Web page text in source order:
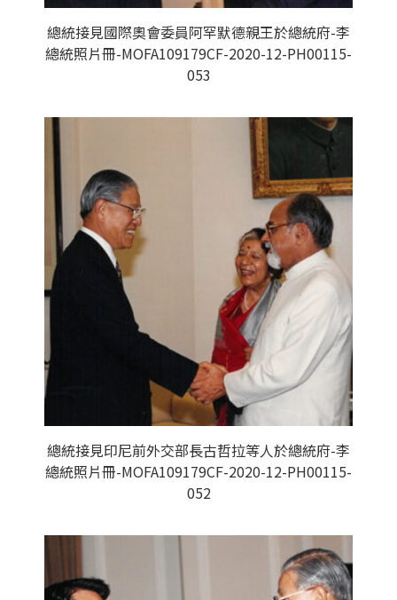
總統接見國際奧會委員阿罕默德親王於總統府-李
總統照片冊-MOFA109179CF-2020-12-PH00115-
053
總統接見印尼前外交部長古哲拉等人於總統府-李
總統照片冊-MOFA109179CF-2020-12-PH00115-
052